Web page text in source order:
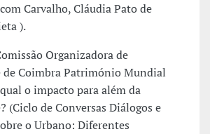
Carvalho, Cláudia Pato de
).
Organizadora de
de Coimbra Património Mundial
o impacto para além da
(Ciclo de Conversas Diálogos e
o Urbano: Diferentes